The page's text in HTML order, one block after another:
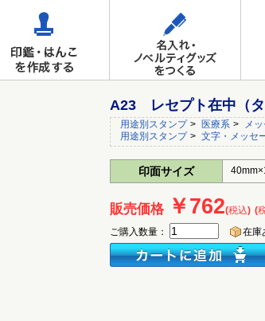
A23 レセプト在中（
用途別スタンプ > 医療系 >
メ
用途別スタンプ > 文字・メッセ
印面サイズ
販売価格 ￥762(税込) (
ご購入数量： 在庫